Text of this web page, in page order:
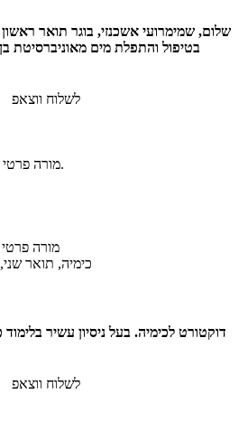
שלום, שמימרועי אשכנזי, בוגר תואר ראשון
בטיפול והתפלת מים מאוניברסיטת בן
לשלוח ווצאפ
מורה פרטי
כימיה, תואר
דוקטורט לכימיה. בעל ניסיון עשיר
לשלוח ווצאפ